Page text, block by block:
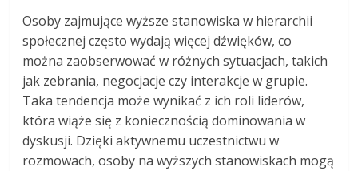
Osoby zajmujące wyższe stanowiska w hierarchii
społecznej często wydają więcej dźwięków, co
można zaobserwować w różnych sytuacjach, takich
jak zebrania, negocjacje czy interakcje w grupie.
Taka tendencja może wynikać z ich roli liderów,
która wiąże się z koniecznością dominowania w
dyskusji. Dzięki aktywnemu uczestnictwu w
rozmowach, osoby na wyższych stanowiskach mogą